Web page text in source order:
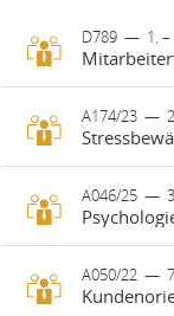
D789 — 1.
Motivierte
zum
Sie, wie
Motivation
Sie setzen
praxisnahe
Dabei
Mittelpunkt.
A174/23 —
Stress
Dauerhafte
und das
lernen die
frühzeitig
A046/25 —
Führung ist
treffen.
A050/22 —